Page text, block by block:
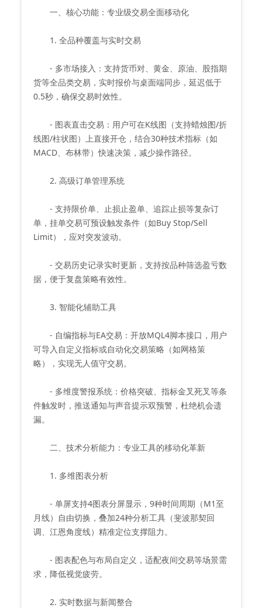
一、核心功能：专业级交易全面移动化
1. 全品种覆盖与实时交易
- 多市场接入：支持货币对、黄金、原油、股指期
货等全品类交易，实时报价与桌面端同步，延迟低于
0.5秒，确保交易时效性。
- 图表直击交易：用户可在K线图（支持蜡烛图/折
线图/柱状图）上直接开仓，结合30种技术指标（如
MACD、布林带）快速决策，减少操作路径。
2. 高级订单管理系统
- 支持限价单、止损止盈单、追踪止损等复杂订
单，挂单交易可预设触发条件（如Buy Stop/Sell
Limit），应对突发波动。
- 交易历史记录实时更新，支持按品种筛选盈亏数
据，便于复盘策略有效性。
3. 智能化辅助工具
- 自编指标与EA交易：开放MQL4脚本接口，用户
可导入自定义指标或自动化交易策略（如网格策
略），实现无人值守交易。
- 多维度警报系统：价格突破、指标金叉死叉等条
件触发时，推送通知与声音提示双预警，杜绝机会遗
漏。
二、技术分析能力：专业工具的移动化革新
1. 多维图表分析
- 单屏支持4图表分屏显示，9种时间周期（M1至
月线）自由切换，叠加24种分析工具（斐波那契回
调、江恩角度线）精准定位支撑阻力。
- 图表配色与布局自定义，适配夜间交易等场景需
求，降低视觉疲劳。
2. 实时数据与新闻整合